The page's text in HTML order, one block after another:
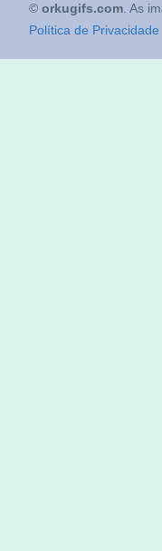
© orkugifs.com . As
Política de Privacidade